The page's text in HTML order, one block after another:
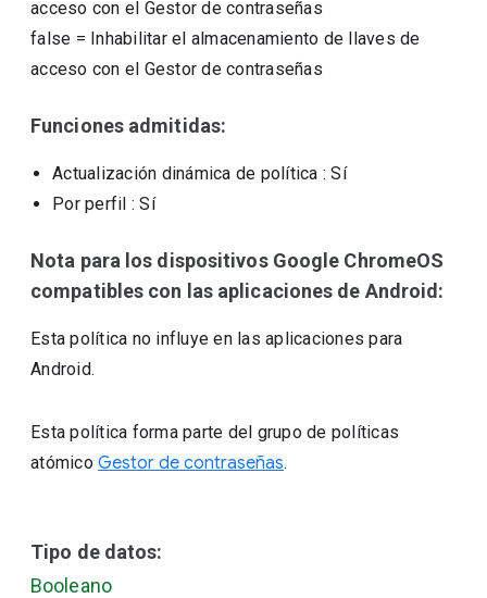
acceso con el Gestor de contraseñas
false = Inhabilitar el almacenamiento de llaves de
acceso con el Gestor de contraseñas
Funciones admitidas:
Actualización dinámica de política : Sí
Por perfil : Sí
Nota para los dispositivos Google ChromeOS
compatibles con las aplicaciones de Android:
Esta política no influye en las aplicaciones para
Android.
Esta política forma parte del grupo de políticas
atómicoGestor de contraseñas.
Tipo de datos:
Booleano